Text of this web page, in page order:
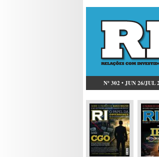
Nº 302 • JUN 26/JUL